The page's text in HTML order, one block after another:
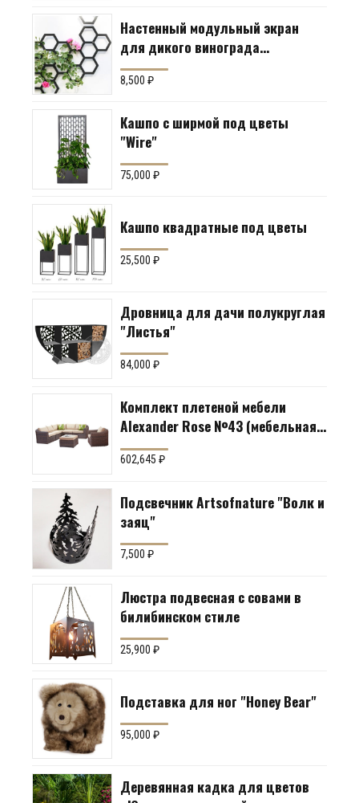
Настенный модульный экран
для дикого винограда
"Коллекция Соты"
8,500₽
Кашпо с ширмой под цветы
"Wire"
75,000₽
Кашпо квадратные под цветы
25,500₽
Дровница для дачи полукруглая
"Листья"
84,000₽
Комплект плетеной мебели
Alexander Rose №43 (мебельная
группа для гостиной или
террасы)
602,645₽
Подсвечник Artsofnature "Волк и
заяц"
7,500₽
Люстра подвесная с совами в
билибинском стиле
25,900₽
Подставка для ног "Honey Bear"
95,000₽
Деревянная кадка для цветов